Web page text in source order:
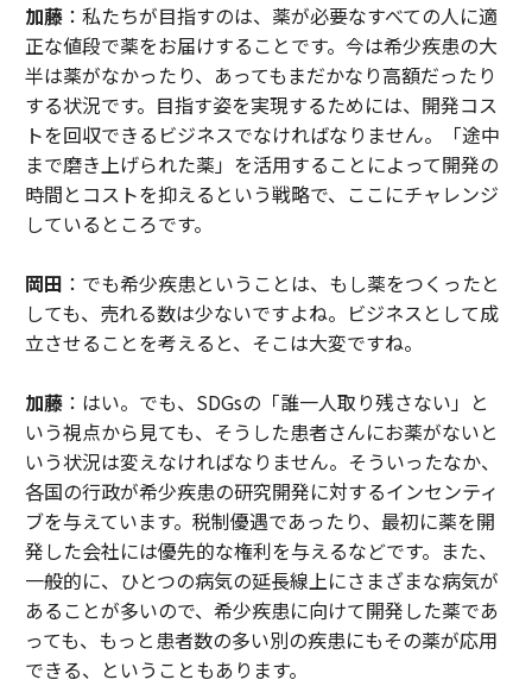
加藤：私たちが目指すのは、薬が必要なすべての人に適
正な値段で薬をお届けすることです。今は希少疾患の大
半は薬がなかったり、あってもまだかなり高額だったり
する状況です。目指す姿を実現するためには、開発コス
トを回収できるビジネスでなければなりません。「途中
まで磨き上げられた薬」を活用することによって開発の
時間とコストを抑えるという戦略で、ここにチャレンジ
しているところです。
岡田 ：でも希少疾患ということは、もし薬をつくったと
しても、売れる数は少ないですよね。ビジネスとして成
立させることを考えると、そこは大変ですね。
加藤：はい。でも、SDGsの「誰一人取り残さない」と
いう視点から見ても、そうした患者さんにお薬がないと
いう状況は変えなければなりません。そういったなか、
各国の行政が希少疾患の研究開発に対するインセンティ
ブを与えています。税制優遇であったり、最初に薬を開
発した会社には優先的な権利を与えるなどです。また、
一般的に、ひとつの病気の延長線上にさまざまな病気が
あることが多いので、希少疾患に向けて開発した薬であ
っても、もっと患者数の多い別の疾患にもその薬が応用
できる、ということもあります。